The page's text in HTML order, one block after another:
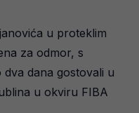
u proteklim
za odmor, s
dana gostovali u
u okviru FIBA